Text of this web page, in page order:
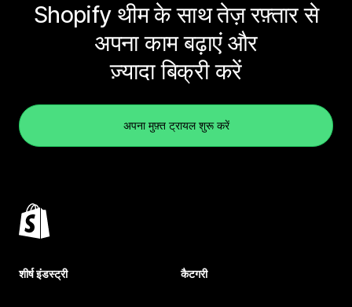
Shopify थीम के साथ तेज़ रफ़्तार से
अपना काम बढ़ाएं और
ज़्यादा बिक्री करें
अपना मुफ़्त ट्रायल शुरू करें
शीर्ष इंडस्ट्री कैटगरी